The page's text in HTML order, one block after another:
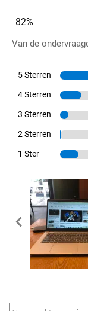
82%
Van de
5 Sterren
4 Sterren
3 Sterren
2 Sterren
1 Ster